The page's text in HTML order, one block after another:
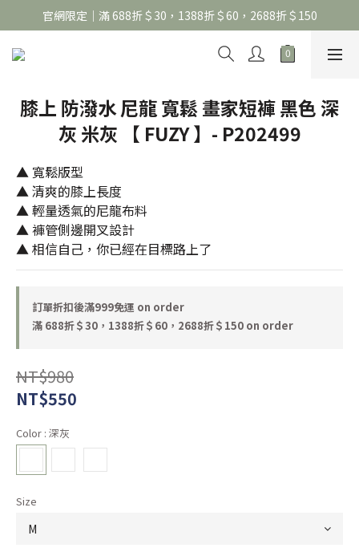
官網限定｜滿 688折＄30，1388折＄60，2688折＄150
官網限定｜滿 688折＄30，1388折＄60，2688折＄150
United Athle系列｜註冊會員299免運
膝上 防潑水 尼龍 寬鬆 畫家短褲 黑色 深
灰 米灰 【 FUZY 】- P202499
▲ 寬鬆版型
▲ 清爽的膝上長度
▲ 輕量透氣的尼龍布料
▲ 褲管側邊開叉設計
▲ 相信自己，你已經在目標路上了
訂單折扣後滿999免運 on order
滿 688折＄30，1388折＄60，2688折＄150 on order
NT$980
NT$550
Color : 深灰
Size